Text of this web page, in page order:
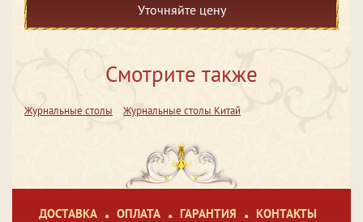
Уточняйте цену
Смотрите также
Журнальные столы Журнальные столы Китай
ДОСТАВКА ОПЛАТА ГАРАНТИЯ КОНТАКТЫ